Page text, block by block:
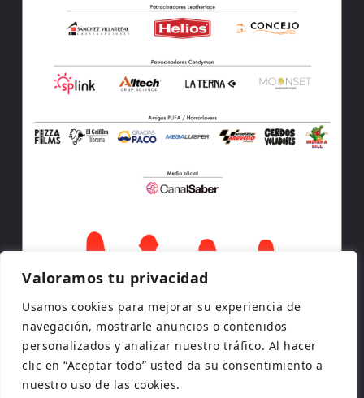
Valoramos tu privacidad
Usamos cookies para mejorar su experiencia de
navegación, mostrarle anuncios o contenidos
personalizados y analizar nuestro tráfico. Al hacer
clic en “Aceptar todo” usted da su consentimiento a
nuestro uso de las cookies.